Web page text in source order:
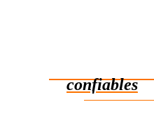
confiables
ahorros en línea